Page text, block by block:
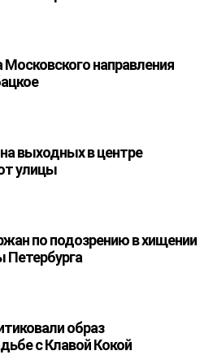
направления
выходных в центре
улицы
по подозрению в хищении
Петербурга
образ
с Клавой Кокой